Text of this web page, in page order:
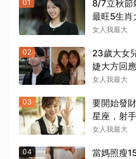
01
8/7立秋節
最旺5生肖
長
女人我最大
02
23歲大女
婕大方回
女人我最大
03
要開始發
星座，射
體運勢將走
女人我最大
04
當媽照瘦